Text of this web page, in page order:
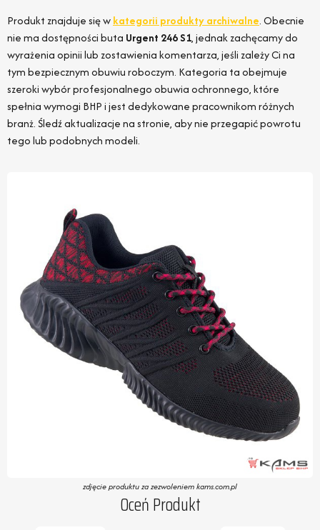
Produkt znajduje się wkategorii produkty archiwalne. Obecnie
nie ma dostępności buta Urgent 246 S1, jednak zachęcamy do
wyrażenia opinii lub zostawienia komentarza, jeśli zależy Ci na
tym bezpiecznym obuwiu roboczym. Kategoria ta obejmuje
szeroki wybór profesjonalnego obuwia ochronnego, które
spełnia wymogi BHP i jest dedykowane pracownikom różnych
branż. Śledź aktualizacje na stronie, aby nie przegapić powrotu
tego lub podobnych modeli.
zdjęcie produktu za zezwoleniem kams.com.pl
Oceń Produkt